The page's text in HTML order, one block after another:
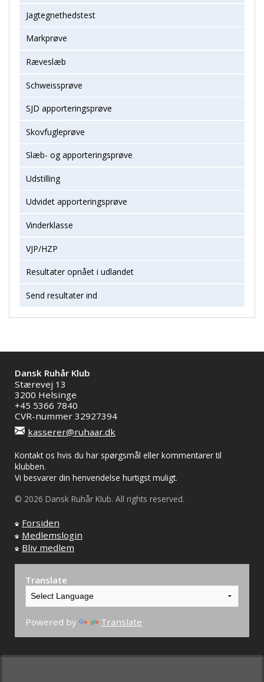
Jagtegnethedstest
Markprøve
Ræveslæb
Schweissprøve
SJD apporteringsprøve
Skovfugleprøve
Slæb- og apporteringsprøve
Udstilling
Udvidet apporteringsprøve
Vinderklasse
VJP/HZP
Resultater opnået i udlandet
Send resultater ind
Dansk Ruhår Klub
Stærevej 13
3200 Helsinge
+45 5366 7840
CVR-nummer 32927394
kasserer@ruhaar.dk
Kontakt os hvis du har spørgsmål eller kommentarer til
klubben.
Vi besvarer din henvendelse hurtigst muligt.
© 2026 Dansk Ruhår Klub. All rights reserved.
Forsiden
Medlemslogin
Bliv medlem
Translate
Powered by Translate